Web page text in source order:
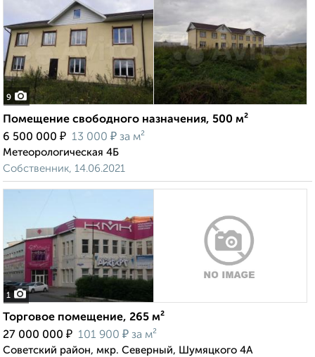
9
Помещение свободного назначения, 500 м²
6 500 000 ₽ 13 000 ₽ за м²
Метеорологическая 4Б
Собственник, 14.06.2021
1
Торговое помещение, 265 м²
27 000 000 ₽ 101 900 ₽ за м²
Советский район, мкр. Северный, Шумяцкого 4А